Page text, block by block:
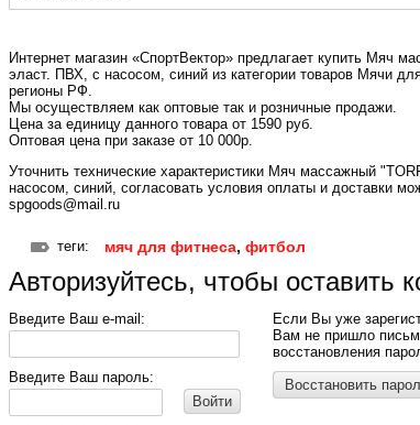
Интернет магазин «СпортВектор» предлагает купить Мяч
эласт. ПВХ, с насосом, синий из категории товаров Мячи
регионы РФ.
Мы осуществляем как оптовые так и розничные продажи.
Цена за единицу данного товара от 1590 руб.
Оптовая цена при заказе от 10 000р.
Уточнить технические характеристики Мяч массажный
насосом, синий, согласовать условия оплаты и доставки
spgoods@mail.ru
теги: мяч для фитнеса, фитбол
Авторизуйтесь, чтобы оставить
Введите Ваш e-mail:
Введите Ваш пароль:
Войти
Если Вы уже
Вам не пришло
восстановления
Восстановить